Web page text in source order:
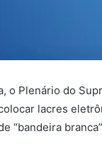
o Plenário do
lacres
“bandeira